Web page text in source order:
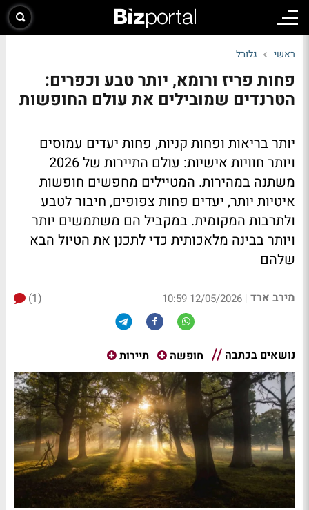
ראשי גלובל
פחות פריז ורומא, יותר טבע וכפרים:
הטרנדים שמובילים את עולם החופשות
יותר בריאות ופחות קניות, פחות יעדים עמוסים
ויותר חוויות אישיות: עולם התיירות של 2026
משתנה במהירות. המטיילים מחפשים חופשות
איטיות יותר, יעדים פחות צפופים, חיבור לטבע
ולתרבות המקומית. במקביל הם משתמשים יותר
ויותר בבינה מלאכותית כדי לתכנן את הטיול הבא
שלהם
מירב ארד |
12/05/2026 10:59
(1)
נושאים בכתבה חופשה תיירות